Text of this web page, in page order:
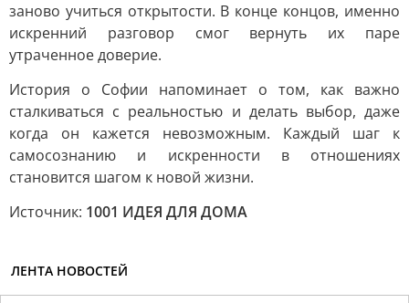
заново учиться открытости. В конце концов, именно
искренний разговор смог вернуть их паре
утраченное доверие.
История о Софии напоминает о том, как важно
сталкиваться с реальностью и делать выбор, даже
когда он кажется невозможным. Каждый шаг к
самосознанию и искренности в отношениях
становится шагом к новой жизни.
Источник: 1001 ИДЕЯ ДЛЯ ДОМА
ЛЕНТА НОВОСТЕЙ